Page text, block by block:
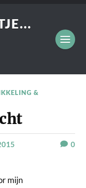
&
0
mijn